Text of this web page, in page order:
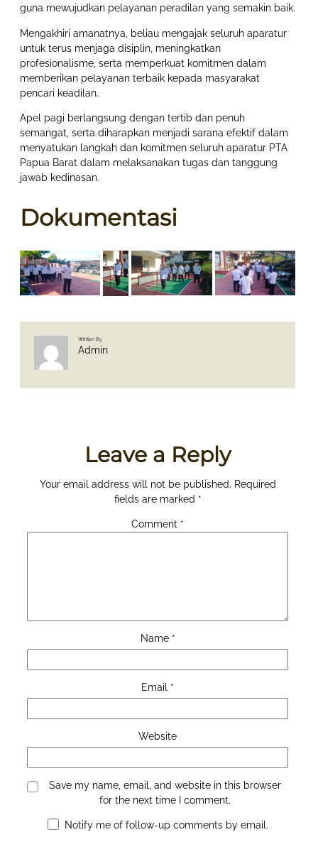
guna mewujudkan pelayanan peradilan yang semakin baik.
Mengakhiri amanatnya, beliau mengajak seluruh aparatur
untuk terus menjaga disiplin, meningkatkan
profesionalisme, serta memperkuat komitmen dalam
memberikan pelayanan terbaik kepada masyarakat
pencari keadilan.
Apel pagi berlangsung dengan tertib dan penuh
semangat, serta diharapkan menjadi sarana efektif dalam
menyatukan langkah dan komitmen seluruh aparatur PTA
Papua Barat dalam melaksanakan tugas dan tanggung
jawab kedinasan.
Dokumentasi
Written By
Admin
Leave a Reply
Your email address will not be published. Required
fields are marked *
Comment *
Name *
Email *
Website
Save my name, email, and website in this browser
for the next time I comment.
Notify me of follow-up comments by email.